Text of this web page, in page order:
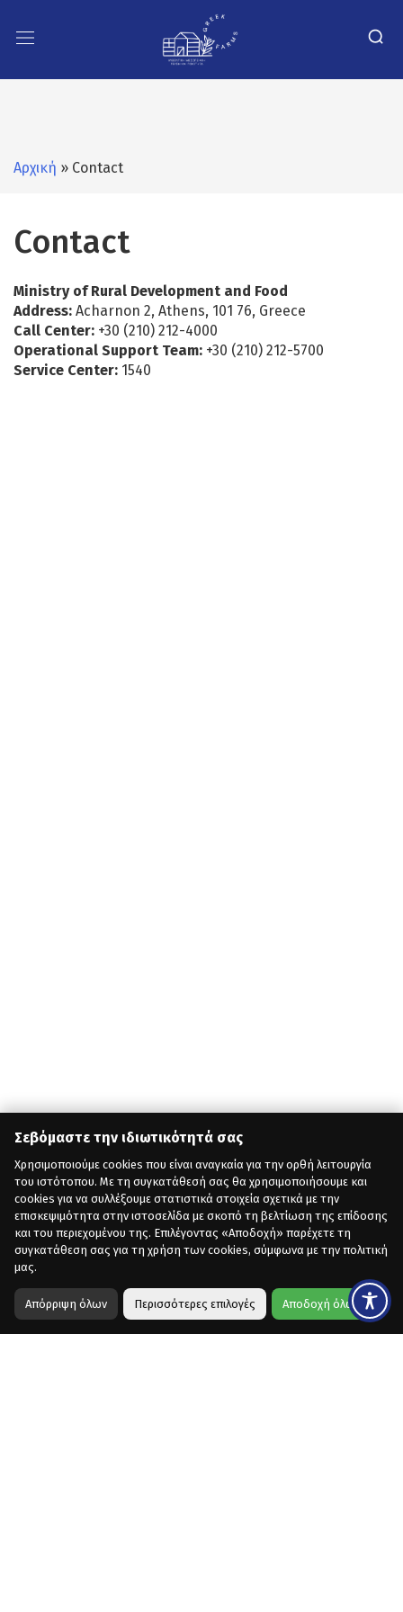
Σεβόμαστε την ιδιωτικότητά σας
Χρησιμοποιούμε cookies που είναι αναγκαία για την ορθή λειτουργία
του ιστότοπου. Με τη συγκατάθεσή σας θα χρησιμοποιήσουμε και
cookies για να συλλέξουμε στατιστικά στοιχεία σχετικά με την
επισκεψιμότητα στην ιστοσελίδα με σκοπό τη βελτίωση της επίδοσης
και του περιεχομένου της. Επιλέγοντας «Αποδοχή» παρέχετε τη
συγκατάθεση σας για τη χρήση των cookies, σύμφωνα με την πολιτική
μας.
Απόρριψη όλων Περισσότερες επιλογές Αποδοχή όλων
Αρχική » Contact
Contact
Ministry of Rural Development and Food
Address: Acharnon 2, Athens, 101 76, Greece
Call Center: +30 (210) 212-4000
Operational Support Team: +30 (210) 212-5700
Service Center: 1540